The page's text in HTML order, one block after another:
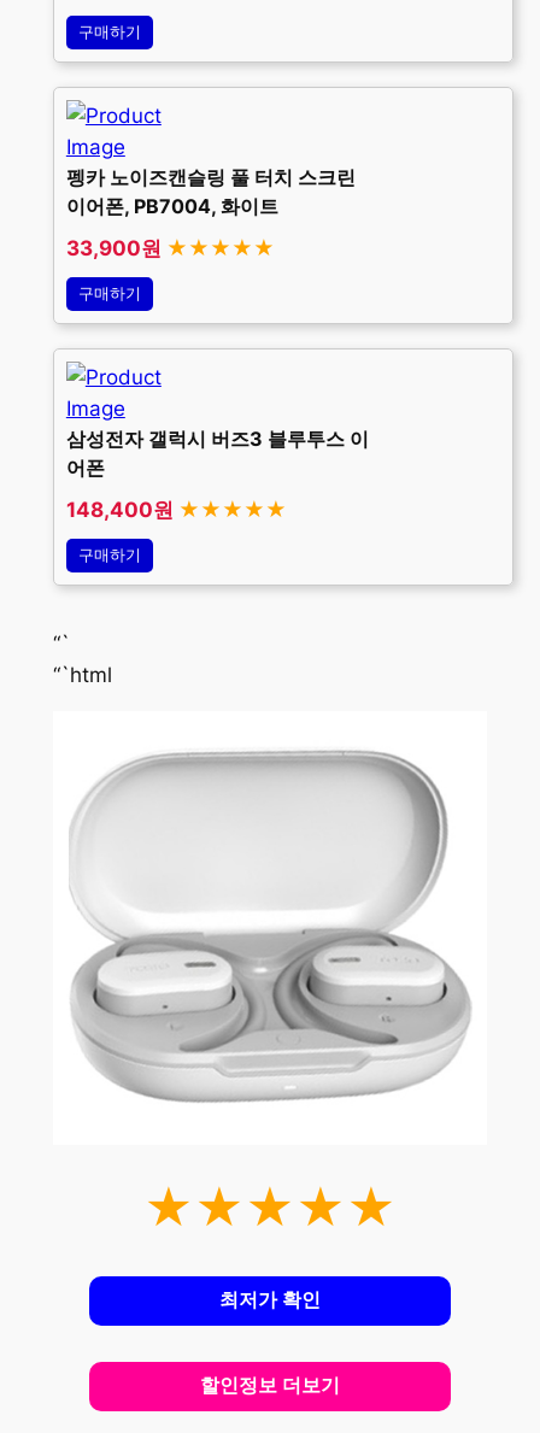
구매하기
펭카 노이즈캔슬링 풀 터치 스크린
이어폰, PB7004, 화이트
33,900원 ★★★★★
구매하기
삼성전자 갤럭시 버즈3 블루투스 이
어폰
148,400원 ★★★★★
구매하기
“`
“`html
★★★★★
최저가 확인
할인정보 더보기